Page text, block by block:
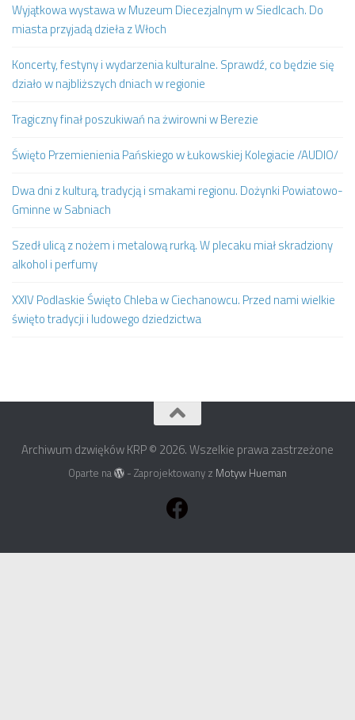
Wyjątkowa wystawa w Muzeum Diecezjalnym w Siedlcach. Do
miasta przyjadą dzieła z Włoch
Koncerty, festyny i wydarzenia kulturalne. Sprawdź, co będzie się
działo w najbliższych dniach w regionie
Tragiczny finał poszukiwań na żwirowni w Berezie
Święto Przemienienia Pańskiego w Łukowskiej Kolegiacie /AUDIO/
Dwa dni z kulturą, tradycją i smakami regionu. Dożynki Powiatowo-
Gminne w Sabniach
Szedł ulicą z nożem i metalową rurką. W plecaku miał skradziony
alkohol i perfumy
XXIV Podlaskie Święto Chleba w Ciechanowcu. Przed nami wielkie
święto tradycji i ludowego dziedzictwa
Archiwum dzwięków KRP © 2026. Wszelkie prawa zastrzeżone
Oparte na - Zaprojektowany z Motyw Hueman